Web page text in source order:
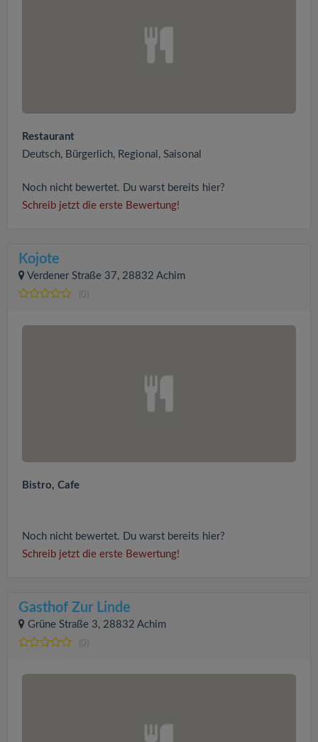
Restaurant
Deutsch, Bürgerlich, Regional, Saisonal
Noch nicht bewertet. Du warst bereits hier?
Schreib jetzt die erste Bewertung!
Kojote
Verdener Straße 37, 28832 Achim
(0)
Bistro, Cafe
Noch nicht bewertet. Du warst bereits hier?
Schreib jetzt die erste Bewertung!
Gasthof Zur Linde
Grüne Straße 3, 28832 Achim
(0)